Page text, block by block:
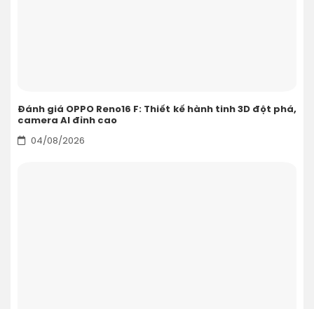
Đánh giá OPPO Reno16 F: Thiết kế hành tinh 3D đột phá,
camera AI đỉnh cao
04/08/2026